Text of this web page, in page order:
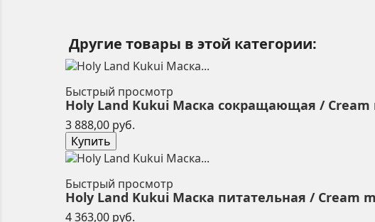
Другие товары в этой категории:
Быстрый просмотр
Holy Land Kukui Маска сокращающая / Cream
3 888,00 руб.
Купить
Быстрый просмотр
Holy Land Kukui Маска питательная / Cream
4 363,00 руб.